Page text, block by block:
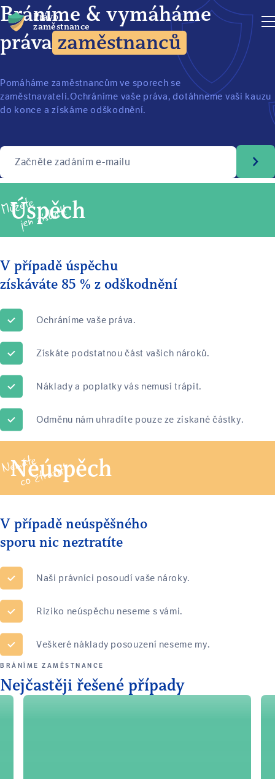
Právo
zaměstnance
Bráníme & vymáháme
právazaměstnanců
Pomáháme zaměstnancům ve sporech se
zaměstnavateli.Ochráníme vaše práva, dotáhneme vaši kauzu
do konce a získáme odškodnění.
Začněte zadáním e-mailu
Neúspěch
V případě neúspěšného
sporu nic neztratíte
Naši právníci posoudí vaše nároky.
Riziko neúspěchu neseme s vámi.
Veškeré náklady posouzení neseme my.
Úspěch
V případě úspěchu
získáváte 85 % z odškodnění
Ochráníme vaše práva.
Získáte podstatnou část vašich nároků.
Náklady a poplatky vás nemusí trápit.
Odměnu nám uhradíte pouze ze získané částky.
BRÁNÍME ZAMĚSTNANCE
Nejčastěji řešené případy